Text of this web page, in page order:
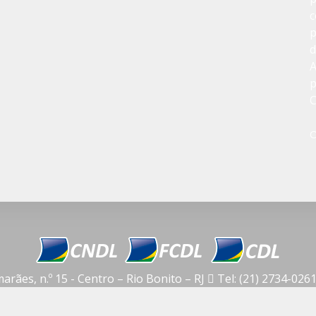
n.º 15 - Centro – Rio Bonito – RJ Tel: (21) 2734-